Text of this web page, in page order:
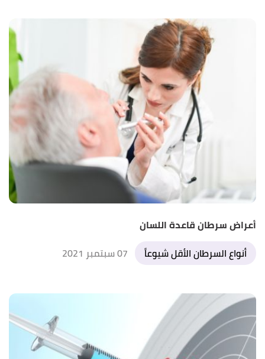
أعراض سرطان قاعدة اللسان
أنواع السرطان الأقل شيوعاً
07 سبتمبر 2021